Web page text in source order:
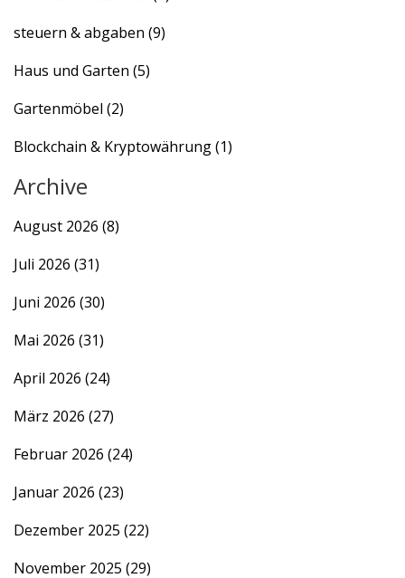
steuern & abgaben (9)
Haus und Garten (5)
Gartenmöbel (2)
Blockchain & Kryptowährung(1)
Archive
August 2026 (8)
Juli 2026 (31)
Juni 2026 (30)
Mai 2026 (31)
April 2026 (24)
März 2026 (27)
Februar 2026 (24)
Januar 2026 (23)
Dezember 2025 (22)
November 2025 (29)